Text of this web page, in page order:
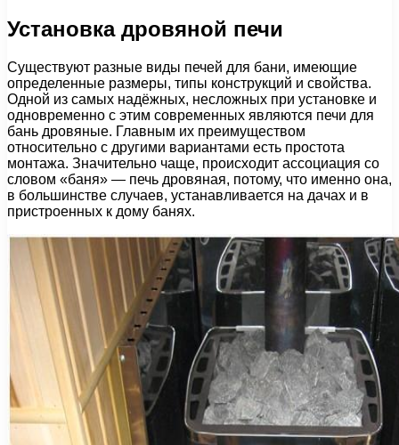
Установка дровяной печи
Существуют разные виды печей для бани, имеющие
определенные размеры, типы конструкций и свойства.
Одной из самых надёжных, несложных при установке и
одновременно с этим современных являются печи для
бань дровяные. Главным их преимуществом
относительно с другими вариантами есть простота
монтажа. Значительно чаще, происходит ассоциация со
словом «баня» — печь дровяная, потому, что именно она,
в большинстве случаев, устанавливается на дачах и в
пристроенных к дому банях.